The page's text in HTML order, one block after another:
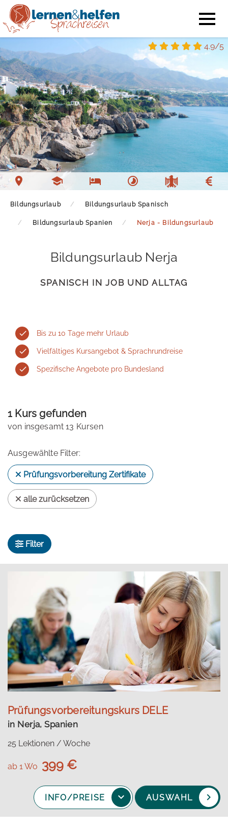
4.9/5
Bildungsurlaub Bildungsurlaub Spanisch
Bildungsurlaub Spanien Nerja - Bildungsurlaub
Bildungsurlaub Nerja
SPANISCH IN JOB UND ALLTAG
Bis zu 10 Tage mehr Urlaub
Vielfältiges Kursangebot & Sprachrundreise
Spezifische Angebote pro Bundesland
1 Kurs gefunden
von insgesamt 13 Kursen
Ausgewählte Filter:
Prüfungsvorbereitung Zertifikate
alle zurücksetzen
Filter
Prüfungsvorbereitungskurs DELE
in Nerja, Spanien
25 Lektionen / Woche
ab 1 Wo 399 €
INFO/PREISE AUSWAHL